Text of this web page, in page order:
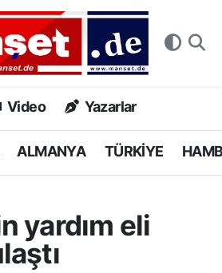
Video Yazarlar
ALMANYA TÜRKİYE
yardım eli
ve Fikstür